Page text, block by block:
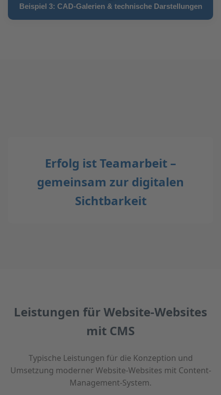
Beispiel 3: CAD-Galerien & technische Darstellungen
Erfolg ist Teamarbeit –
gemeinsam zur digitalen
Sichtbarkeit
Leistungen für Website-Websites
mit CMS
Typische Leistungen für die Konzeption und
Umsetzung moderner Website-Websites mit Content-
Management-System.